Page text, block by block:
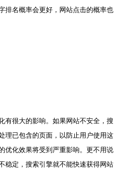
排名概率会更好，网站点击的概率也
有很大的影响。如果网站不安全，搜
理已包含的页面，以防止用户使用这
优化效果将受到严重影响。更不用说
稳定，搜索引擎就不能快速获得网站